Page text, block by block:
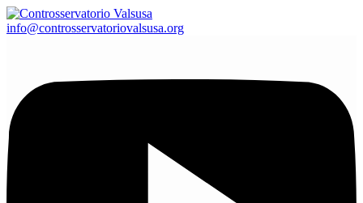
info@controsservatoriovalsusa.org